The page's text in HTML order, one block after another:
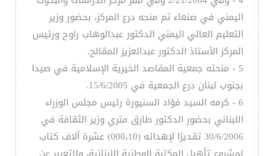
اليمني في صنعاء تم منحه درع المركز، بحضور وزير
التعليم العالي اليمني الدكتور عبدالوهاب راوح ورئيس
المركز الأستاذ الدكتور عبدالعزيز المقالح.
5 - منحته جمعية المقاصد الخيرية الإسلامية في صيدا
بجنوب لبنان درع الجمعية في 15/6/2005.
6 - كرمه السيد فؤاد السنيورة رئيس مجلس الوزراء
اللبناني بحضور الدكتور طارق متري وزير الثقافة في
30/6/2006 تقديرًا لإهدائه (000،10) عشرة آلاف كتاب